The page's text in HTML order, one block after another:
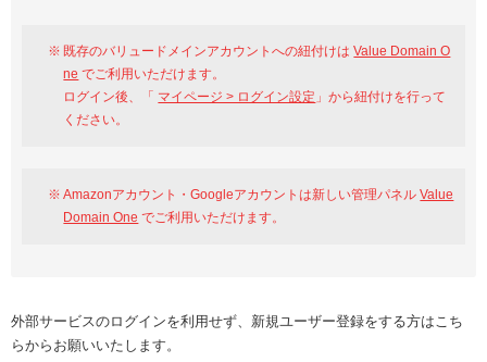
既存のバリュードメインアカウントへの紐付けはValue Domain O
ne でご利用いただけます。
ログイン後、「 マイページ > ログイン設定 」から紐付けを行って
ください。
Amazonアカウント・Googleアカウントは新しい管理パネルValue
Domain One でご利用いただけます。
外部サービスのログインを利用せず、新規ユーザー登録をする方はこち
らからお願いいたします。